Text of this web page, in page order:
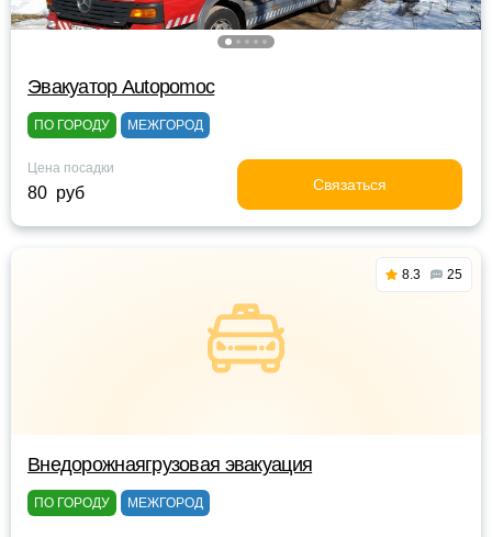
Эвакуатор Autopomoc
ПО ГОРОДУ МЕЖГОРОД
Цена посадки
80 руб Связаться
8.3 25
Внедорожнаягрузовая эвакуация
ПО ГОРОДУ МЕЖГОРОД